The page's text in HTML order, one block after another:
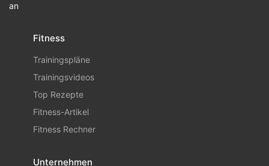
an
Fitness
Trainingspläne
Trainingsvideos
Top Rezepte
Fitness-Artikel
Fitness Rechner
Unternehmen